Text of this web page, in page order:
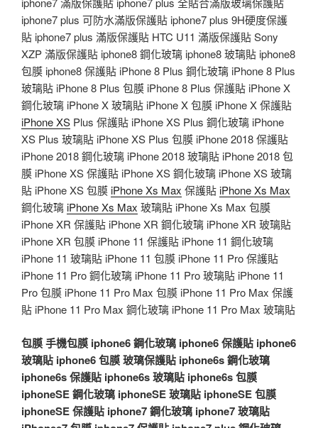
iphone7 plus 可防水滿版保護貼 iphone7 plus 9H硬度保護
貼 iphone7 plus 滿版保護貼 HTC U11 滿版保護貼 Sony
XZP 滿版保護貼 iphone8 鋼化玻璃 iphone8 玻璃貼 iphone8
包膜 iphone8 保護貼 iPhone 8 Plus 鋼化玻璃 iPhone 8 Plus
玻璃貼 iPhone 8 Plus 包膜 iPhone 8 Plus 保護貼 iPhone X
鋼化玻璃 iPhone X 玻璃貼 iPhone X 包膜 iPhone X 保護貼
iPhone XS Plus 保護貼 iPhone XS Plus 鋼化玻璃 iPhone
XS Plus 玻璃貼 iPhone XS Plus 包膜 iPhone 2018 保護貼
iPhone 2018 鋼化玻璃 iPhone 2018 玻璃貼 iPhone 2018 包
膜 iPhone XS 保護貼 iPhone XS 鋼化玻璃 iPhone XS 玻璃
貼 iPhone XS 包膜iPhone Xs Max 保護貼iPhone Xs Max
鋼化玻璃iPhone Xs Max 玻璃貼 iPhone Xs Max 包膜
iPhone XR 保護貼 iPhone XR 鋼化玻璃 iPhone XR 玻璃貼
iPhone XR 包膜 iPhone 11 保護貼 iPhone 11 鋼化玻璃
iPhone 11 玻璃貼 iPhone 11 包膜 iPhone 11 Pro 保護貼
iPhone 11 Pro 鋼化玻璃 iPhone 11 Pro 玻璃貼 iPhone 11
Pro 包膜 iPhone 11 Pro Max 包膜 iPhone 11 Pro Max 保護
貼 iPhone 11 Pro Max 鋼化玻璃 iPhone 11 Pro Max 玻璃貼
包膜手機包膜 iphone6 鋼化玻璃 iphone6 保護貼 iphone6
玻璃貼 iphone6 包膜玻璃保護貼 iphone6s 鋼化玻璃
iphone6s 保護貼 iphone6s 玻璃貼 iphone6s 包膜
iphoneSE 鋼化玻璃 iphoneSE 玻璃貼 iphoneSE 包膜
iphoneSE 保護貼 iphone7 鋼化玻璃 iphone7 玻璃貼